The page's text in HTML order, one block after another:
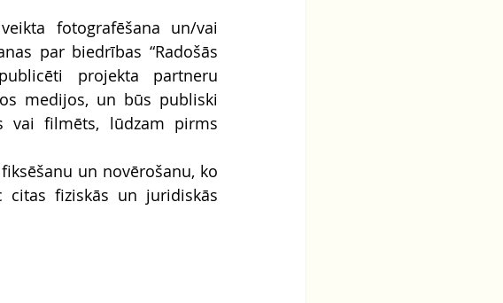
fotografēšana un/vai
par biedrības “Radošās
projekta partneru
medijos, un būs publiski
vai filmēts, lūdzam pirms
un novērošanu, ko
citas fiziskās un juridiskās